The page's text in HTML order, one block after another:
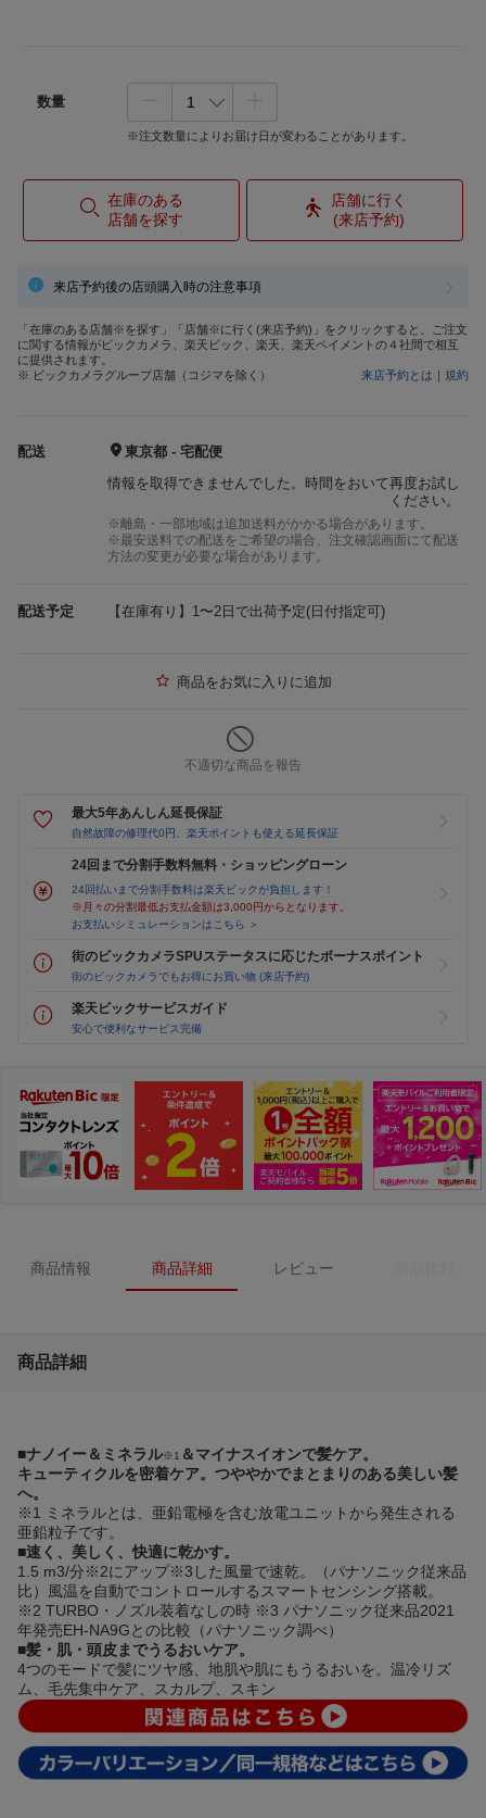
数量
※注文数量によりお届け日が変わることがあります。
在庫のある
店舗を探す
店舗に行く
(来店予約)
来店予約後の店頭購入時の注意事項
「在庫のある店舗※を探す」「店舗※に行く(来店予約)」をクリックすると、ご注文
に関する情報がビックカメラ、楽天ビック、楽天、楽天ペイメントの４社間で相互
に提供されます。
※ ビックカメラグループ店舗（コジマを除く）
来店予約とは ｜ 規約
配送
東京都 - 宅配便
情報を取得できませんでした。時間をおいて再度お試し
ください。
※離島・一部地域は追加送料がかかる場合があります。
※最安送料での配送をご希望の場合、注文確認画面にて配送
方法の変更が必要な場合があります。
配送予定 【在庫有り】1〜2日で出荷予定(日付指定可)
商品をお気に入りに追加
不適切な商品を報告
最大5年あんしん延長保証
自然故障の修理代0円、楽天ポイントも使える延長保証
24回まで分割手数料無料・ショッピングローン
24回払いまで分割手数料は楽天ビックが負担します！
※月々の分割最低お支払金額は3,000円からとなります。
お支払いシミュレーションはこちら ＞
街のビックカメラSPUステータスに応じたボーナスポイント
街のビックカメラでもお得にお買い物 (来店予約)
楽天ビックサービスガイド
安心で便利なサービス完備
商品情報 商品詳細 レビュー
商品詳細
■ナノイー＆ミネラル※1 ＆マイナスイオンで髪ケア。
キューティクルを密着ケア。つややかでまとまりのある美しい髪
へ。
※1 ミネラルとは、亜鉛電極を含む放電ユニットから発生される
亜鉛粒子です。
■速く、美しく、快適に乾かす。
1.5 m3/分※2にアップ※3した風量で速乾。（パナソニック従来品
比）風温を自動でコントロールするスマートセンシング搭載。
※2 TURBO・ノズル装着なしの時 ※3 パナソニック従来品2021
年発売EH-NA9Gとの比較（パナソニック調べ）
■髪・肌・頭皮までうるおいケア。
4つのモードで髪にツヤ感、地肌や肌にもうるおいを。温冷リズ
ム、毛先集中ケア、スカルプ、スキン